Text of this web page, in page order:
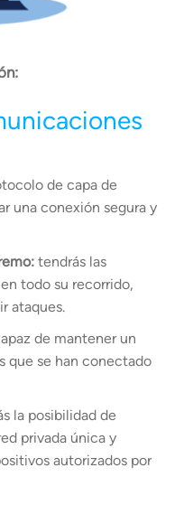
de capa de
una conexión segura y
tendrás las
todo su recorrido,
ataques.
de mantener un
que se han conectado
la posibilidad de
privada única y
autorizados por